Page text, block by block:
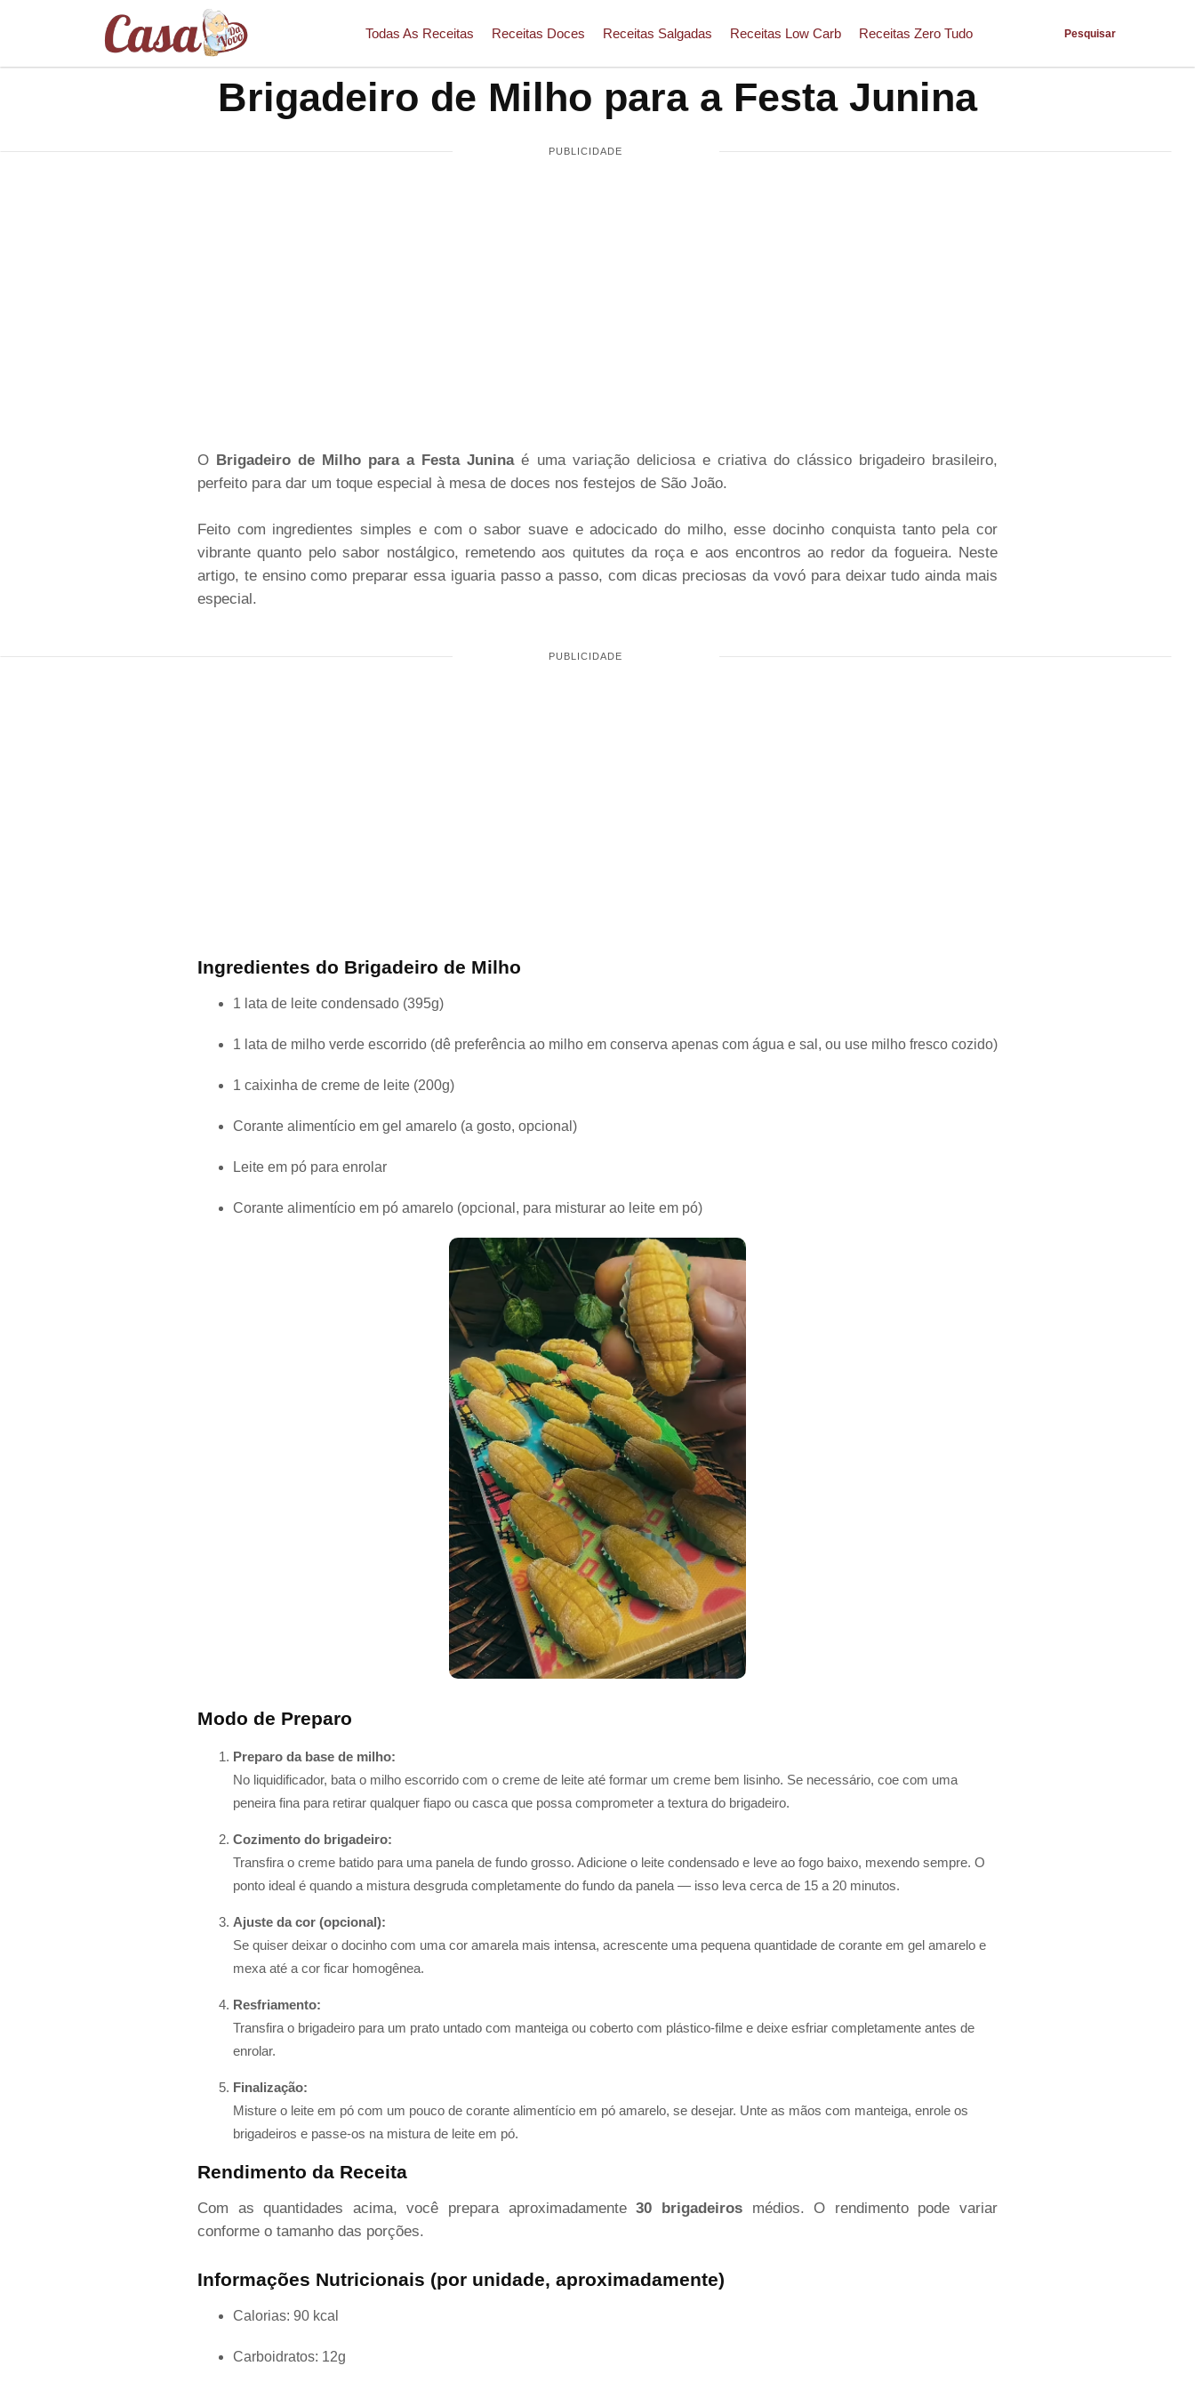
Todas As Receitas Receitas Doces Receitas Salgadas Receitas Low Carb Receitas Zero Tudo Pesquisar
Brigadeiro de Milho para a Festa Junina
O Brigadeiro de Milho para a Festa Juninaé uma variação deliciosa e criativa do clássico brigadeiro brasileiro,
perfeito para dar um toque especial à mesa de doces nos festejos de São João.
Feito com ingredientes simples e com o sabor suave e adocicado do milho, esse docinho conquista tanto pela cor
vibrante quanto pelo sabor nostálgico, remetendo aos quitutes da roça e aos encontros ao redor da fogueira. Neste
artigo, te ensino como preparar essa iguaria passo a passo, com dicas preciosas da vovó para deixar tudo ainda mais
especial.
Ingredientes do Brigadeiro de Milho
1 lata de leite condensado (395g)
1 lata de milho verde escorrido (dê preferência ao milho em conserva apenas com água e sal, ou use milho fresco cozido)
1 caixinha de creme de leite (200g)
Corante alimentício em gel amarelo (a gosto, opcional)
Leite em pó para enrolar
Corante alimentício em pó amarelo (opcional, para misturar ao leite em pó)
Modo de Preparo
Preparo da base de milho:
No liquidificador, bata o milho escorrido com o creme de leite até formar um creme bem lisinho. Se necessário, coe com uma
peneira fina para retirar qualquer fiapo ou casca que possa comprometer a textura do brigadeiro.
Cozimento do brigadeiro:
Transfira o creme batido para uma panela de fundo grosso. Adicione o leite condensado e leve ao fogo baixo, mexendo sempre. O
ponto ideal é quando a mistura desgruda completamente do fundo da panela — isso leva cerca de 15 a 20 minutos.
Ajuste da cor (opcional):
Se quiser deixar o docinho com uma cor amarela mais intensa, acrescente uma pequena quantidade de corante em gel amarelo e
mexa até a cor ficar homogênea.
Resfriamento:
Transfira o brigadeiro para um prato untado com manteiga ou coberto com plástico-filme e deixe esfriar completamente antes de
enrolar.
Finalização:
Misture o leite em pó com um pouco de corante alimentício em pó amarelo, se desejar. Unte as mãos com manteiga, enrole os
brigadeiros e passe-os na mistura de leite em pó.
Rendimento da Receita
Com as quantidades acima, você prepara aproximadamente30 brigadeirosmédios. O rendimento pode variar
conforme o tamanho das porções.
Informações Nutricionais (por unidade, aproximadamente)
Calorias: 90 kcal
Carboidratos: 12g